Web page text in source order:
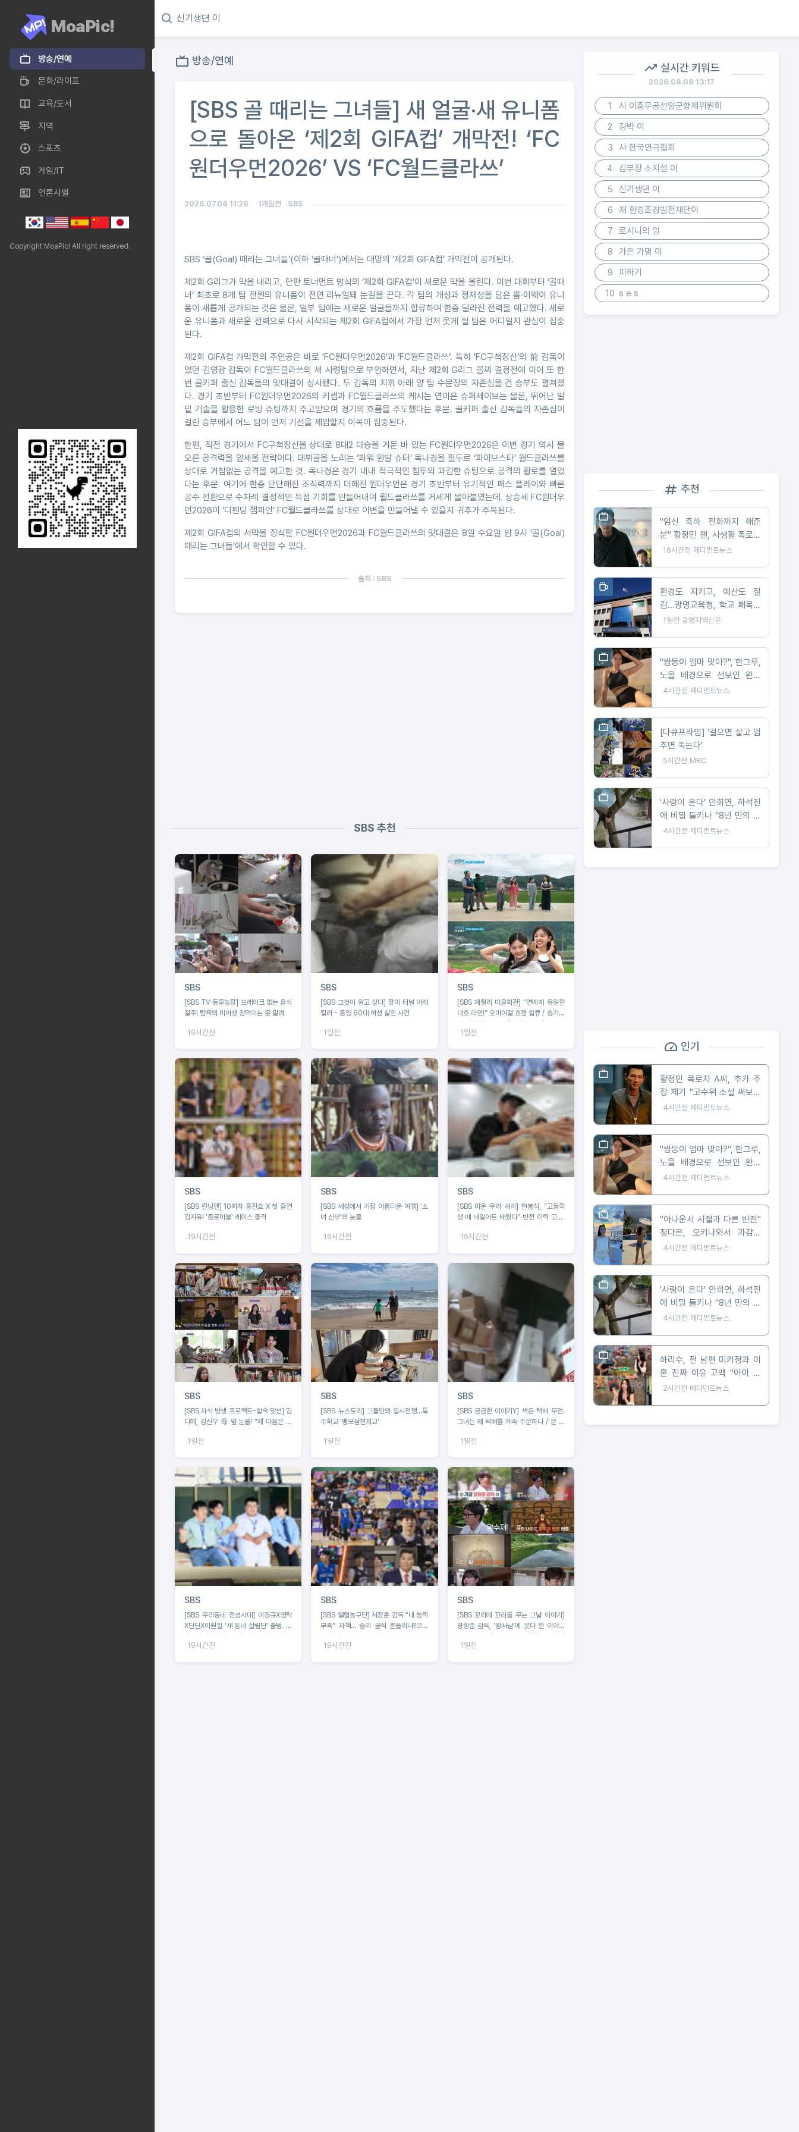
MoaPic!
방송/연예
문화/라이프
교육/도서
지역
스포츠
게임/IT
언론사별
Copyright MoaPic! All right reserved.
방송/연예
[SBS 골 때리는 그녀들] 새 얼굴·새 유니폼
으로 돌아온 ‘제2회 GIFA컵’ 개막전! ‘FC
원더우먼2026’ VS ‘FC월드클라쓰’
2026.07.08 11:26 1개월전 SBS
SBS ‘골(Goal) 때리는 그녀들’(이하 ‘골때녀’)에서는 대망의 ‘제2회 GIFA컵’ 개막전이 공개된다.
제2회 G리그가 막을 내리고, 단판 토너먼트 방식의 ‘제2회 GIFA컵’이 새로운 막을 올린다. 이번 대회부터 ‘골때
녀’ 최초로 8개 팀 전원의 유니폼이 전면 리뉴얼돼 눈길을 끈다. 각 팀의 개성과 정체성을 담은 홈·어웨이 유니
폼이 새롭게 공개되는 것은 물론, 일부 팀에는 새로운 얼굴들까지 합류하며 한층 달라진 전력을 예고했다. 새로
운 유니폼과 새로운 전력으로 다시 시작되는 제2회 GIFA컵에서 가장 먼저 웃게 될 팀은 어디일지 관심이 집중
된다.
제2회 GIFA컵 개막전의 주인공은 바로 ‘FC원더우먼2026’과 ‘FC월드클라쓰’. 특히 ‘FC구척장신’의 前 감독이
었던 김영광 감독이 FC월드클라쓰의 새 사령탑으로 부임하면서, 지난 제2회 G리그 꼴찌 결정전에 이어 또 한
번 골키퍼 출신 감독들의 맞대결이 성사됐다. 두 감독의 지휘 아래 양 팀 수문장의 자존심을 건 승부도 펼쳐졌
다. 경기 초반부터 FC원더우먼2026의 키썸과 FC월드클라쓰의 케시는 연이은 슈퍼세이브는 물론, 뛰어난 발
밑 기술을 활용한 로빙 슈팅까지 주고받으며 경기의 흐름을 주도했다는 후문. 골키퍼 출신 감독들의 자존심이
걸린 승부에서 어느 팀이 먼저 기선을 제압할지 이목이 집중된다.
한편, 직전 경기에서 FC구척장신을 상대로 8대2 대승을 거둔 바 있는 FC원더우먼2026은 이번 경기 역시 물
오른 공격력을 앞세울 전략이다. 데뷔골을 노리는 ‘파워 왼발 슈터’ 목나경을 필두로 ‘파이브스타’ 월드클라쓰를
상대로 거침없는 공격을 예고한 것. 목나경은 경기 내내 적극적인 침투와 과감한 슈팅으로 공격의 활로를 열었
다는 후문. 여기에 한층 단단해진 조직력까지 더해진 원더우먼은 경기 초반부터 유기적인 패스 플레이와 빠른
공수 전환으로 수차례 결정적인 득점 기회를 만들어내며 월드클라쓰를 거세게 몰아붙였는데. 상승세 FC원더우
먼2026이 ‘디펜딩 챔피언’ FC월드클라쓰를 상대로 이변을 만들어낼 수 있을지 귀추가 주목된다.
제2회 GIFA컵의 서막을 장식할 FC원더우먼2026과 FC월드클라쓰의 맞대결은 8일 수요일 밤 9시 ‘골(Goal)
때리는 그녀들’에서 확인할 수 있다.
출처 : SBS
SBS 추천
SBS
[SBS TV 동물농장] 브레이크 없는 음식
질주! 탐욕의 미어캣 창덕이는 못 말려
19시간전
SBS
[SBS 그것이 알고 싶다] 장미 터널 아래
킬러 - 통영 60대 여성 살인 사건
1일전
SBS
[SBS 제철리 마을회관] “연예계 유일한
대호 라인!” 오마이걸 효정 합류 / 송가인
의 짠내 나는 초등팬심 잡기 도전
1일전
SBS
[SBS 런닝맨] 10회차 홍진호 X 첫 출연
김지유! '종로마불' 레이스 출격
19시간전
SBS
[SBS 세상에서 가장 아름다운 여행] ‘소
녀 신부’의 눈물
19시간전
SBS
[SBS 미운 우리 새끼] 현봉식, “고등학
생 때 네일아트 배웠다” 반전 이력 고백!
19시간전
SBS
[SBS 자식 방생 프로젝트-합숙 맞선] 김
다혜, 강신우 母 앞 눈물! “제 마음은 이
미 정리 완료” 최종선택 D-1 러브라인
예측불가!
1일전
SBS
[SBS 뉴스토리] 그들만의 입시전쟁…특
수학교 ‘맹모삼천지교’
1일전
SBS
[SBS 궁금한 이야기Y] 썩은 택배 무덤.
그녀는 왜 택배를 계속 주문하나 / 문 하
나 사이의 공포 앞집 여자는 왜 우리 집을
노렸나
1일전
SBS
[SBS 우리동네 전성시대] 이경규X영탁
X딘딘X이원일 ‘새 동네 살림단’ 출범. 딘
포기 선언
19시간전
SBS
[SBS 열혈농구단] 서장훈 감독 “내 능력
부족” 자책… 승리 공식 흔들리나?코뼈
19시간전
SBS
[SBS 꼬리에 꼬리를 무는 그날 이야기]
장항준 감독, ‘왕사남’에 못다 한 이야기
능’ 동시간대 1위!
1일전
실시간 키워드
2026.08.08 13:17
1
사 이충무공선양군항제위원회
2
강박 이
3
사 한국연극협회
4
김부장 소지섭 이
5
신기생뎐 이
6
재 환경조경발전재단이
7
로시니의 일
8
가은 가명 이
9
피하기
10 s e s
추천
"임신 축하 전화까지 해준
분" 황정민 팬, 사생활 폭로자
에 직격탄
16시간전 메디먼트뉴스
환경도 지키고, 예산도 절
감...광명교육청, 학교 폐목재
무상위탁처리 지원
1일전 광명지역신문
"쌍둥이 엄마 맞아?", 한그루,
노을 배경으로 선보인 완벽
비키니 자태
4시간전 메디먼트뉴스
[다큐프라임] ‘걸으면 살고 멈
추면 죽는다’
5시간전 MBC
'사랑이 온다' 안희연, 하석진
에 비밀 들키나 "8년 만의 숨
막히는 대치"
4시간전 메디먼트뉴스
인기
황정민 폭로자 A씨, 추가 주
장 제기 "고수위 소설 써보라
요구 받아"
4시간전 메디먼트뉴스
"쌍둥이 엄마 맞아?", 한그루,
노을 배경으로 선보인 완벽
비키니 자태
4시간전 메디먼트뉴스
"아나운서 시절과 다른 반전"
정다은, 오키나와서 과감한
비키니 자태 공개
4시간전 메디먼트뉴스
'사랑이 온다' 안희연, 하석진
에 비밀 들키나 "8년 만의 숨
막히는 대치"
4시간전 메디먼트뉴스
하리수, 전 남편 미키정과 이
혼 진짜 이유 고백 "아이 못
낳아 미안했다"
2시간전 메디먼트뉴스